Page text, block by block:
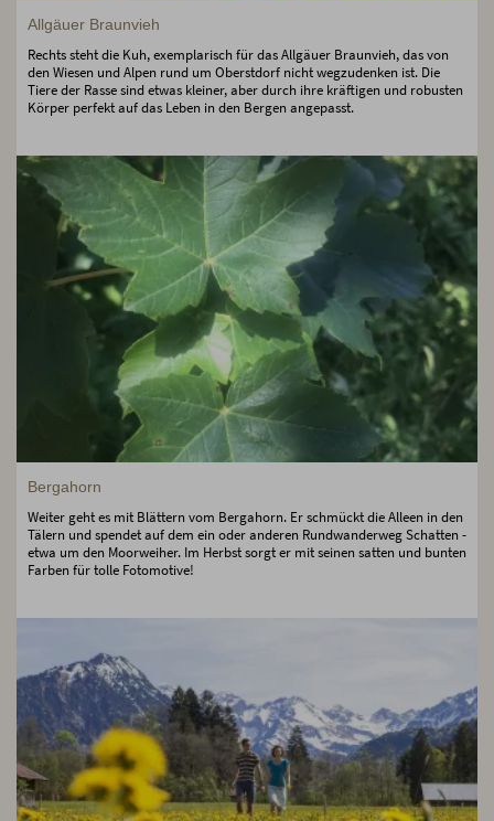
Allgäuer Braunvieh
Rechts steht die Kuh, exemplarisch für das Allgäuer Braunvieh, das von
den Wiesen und Alpen rund um Oberstdorf nicht wegzudenken ist. Die
Tiere der Rasse sind etwas kleiner, aber durch ihre kräftigen und robusten
Körper perfekt auf das Leben in den Bergen angepasst.
Bergahorn
Weiter geht es mit Blättern vom Bergahorn. Er schmückt die Alleen in den
Tälern und spendet auf dem ein oder anderen Rundwanderweg Schatten -
etwa um den Moorweiher. Im Herbst sorgt er mit seinen satten und bunten
Farben für tolle Fotomotive!